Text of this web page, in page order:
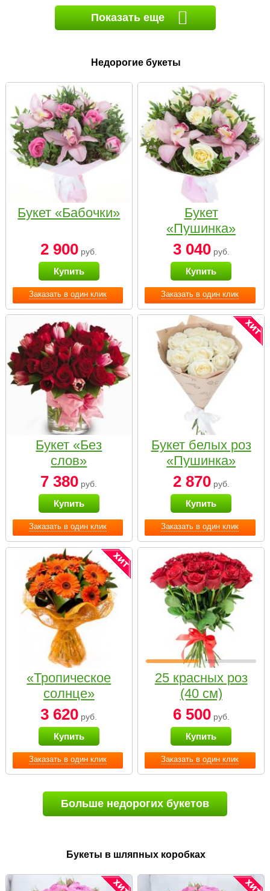
Показать еще
Недорогие букеты
Заказать в один клик
Букет «Бабочки»
2 900 руб.
Купить
Заказать в один клик
Букет
«Пушинка»
3 040руб.
Купить
Заказать в один клик
Букет «Без
слов»
7 380 руб.
Купить
Заказать в один клик
Букет белых роз
«Пушинка»
2 870руб.
Купить
Заказать в один клик
«Тропическое
солнце»
3 620 руб.
Купить
Заказать в один клик
25 красных роз
(40 см)
6 500руб.
Купить
Больше недорогих букетов
Букеты в шляпных коробках